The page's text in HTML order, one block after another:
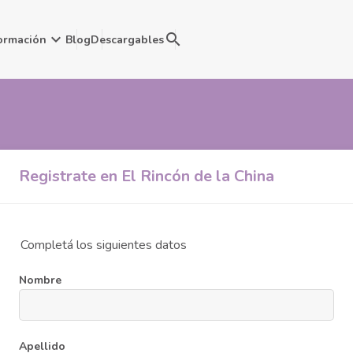
keyboard_arrow_down BlogDescargablessearch
Registrate en El Rincón de la China
Completá los siguientes datos
Nombre
Apellido